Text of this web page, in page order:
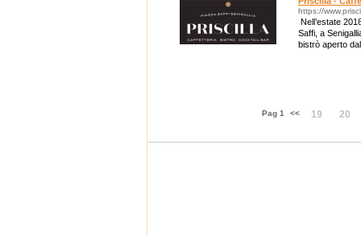
https://
Nell’estate
Saffi, a
bistrò aperto
Pag 1 << 19 20